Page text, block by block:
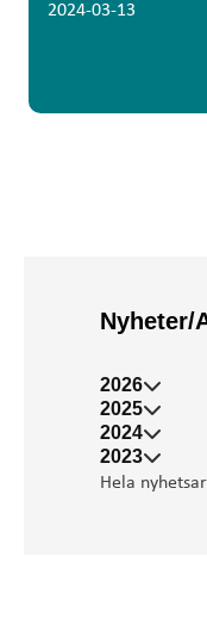
2024-03-13
Nyheter/
2026
2025
2024
2023
Hela